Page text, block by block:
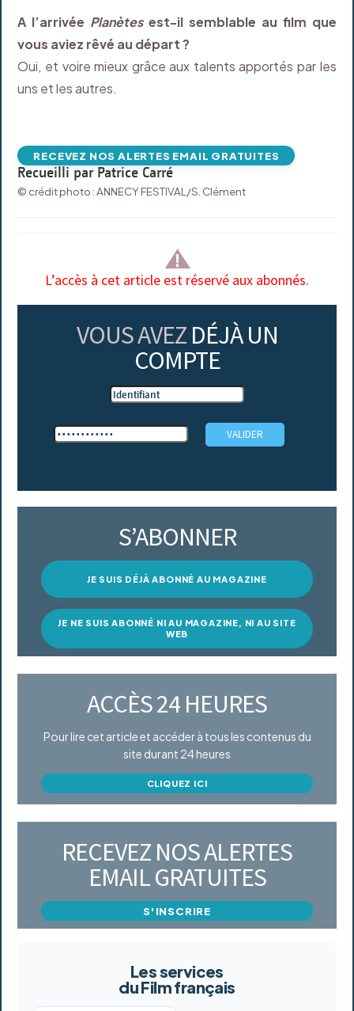
A l’arrivée Planètesest-il semblable au film que
vous aviez rêvé au départ ?
Oui, et voire mieux grâce aux talents apportés par les
uns et les autres.
RECEVEZ NOS ALERTES EMAIL GRATUITES
Recueilli par Patrice Carré
© crédit photo : ANNECY FESTIVAL/S. Clément
L’accès à cet article est réservé aux abonnés.
VOUS AVEZ DÉJÀ UN
COMPTE
S’ABONNER
JE SUIS DÉJÀ ABONNÉ AU MAGAZINE
JE NE SUIS ABONNÉ NI AU MAGAZINE, NI AU SITE
WEB
ACCÈS 24 HEURES
Pour lire cet article et accéder à tous les contenus du
site durant 24 heures
CLIQUEZ ICI
RECEVEZ NOS ALERTES
EMAIL GRATUITES
S'INSCRIRE
Les services
du Film français